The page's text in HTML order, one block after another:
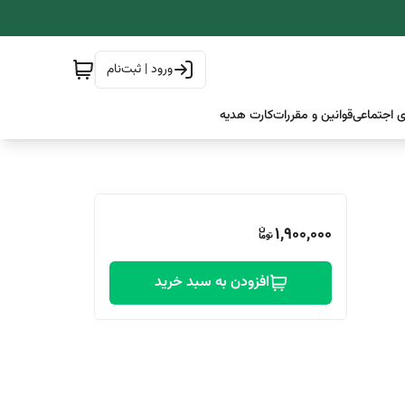
ورود | ثبت‌نام
اجتماعیقوانین و مقرراتکارت هدیه
1,900,000
افزودن به سبد خرید